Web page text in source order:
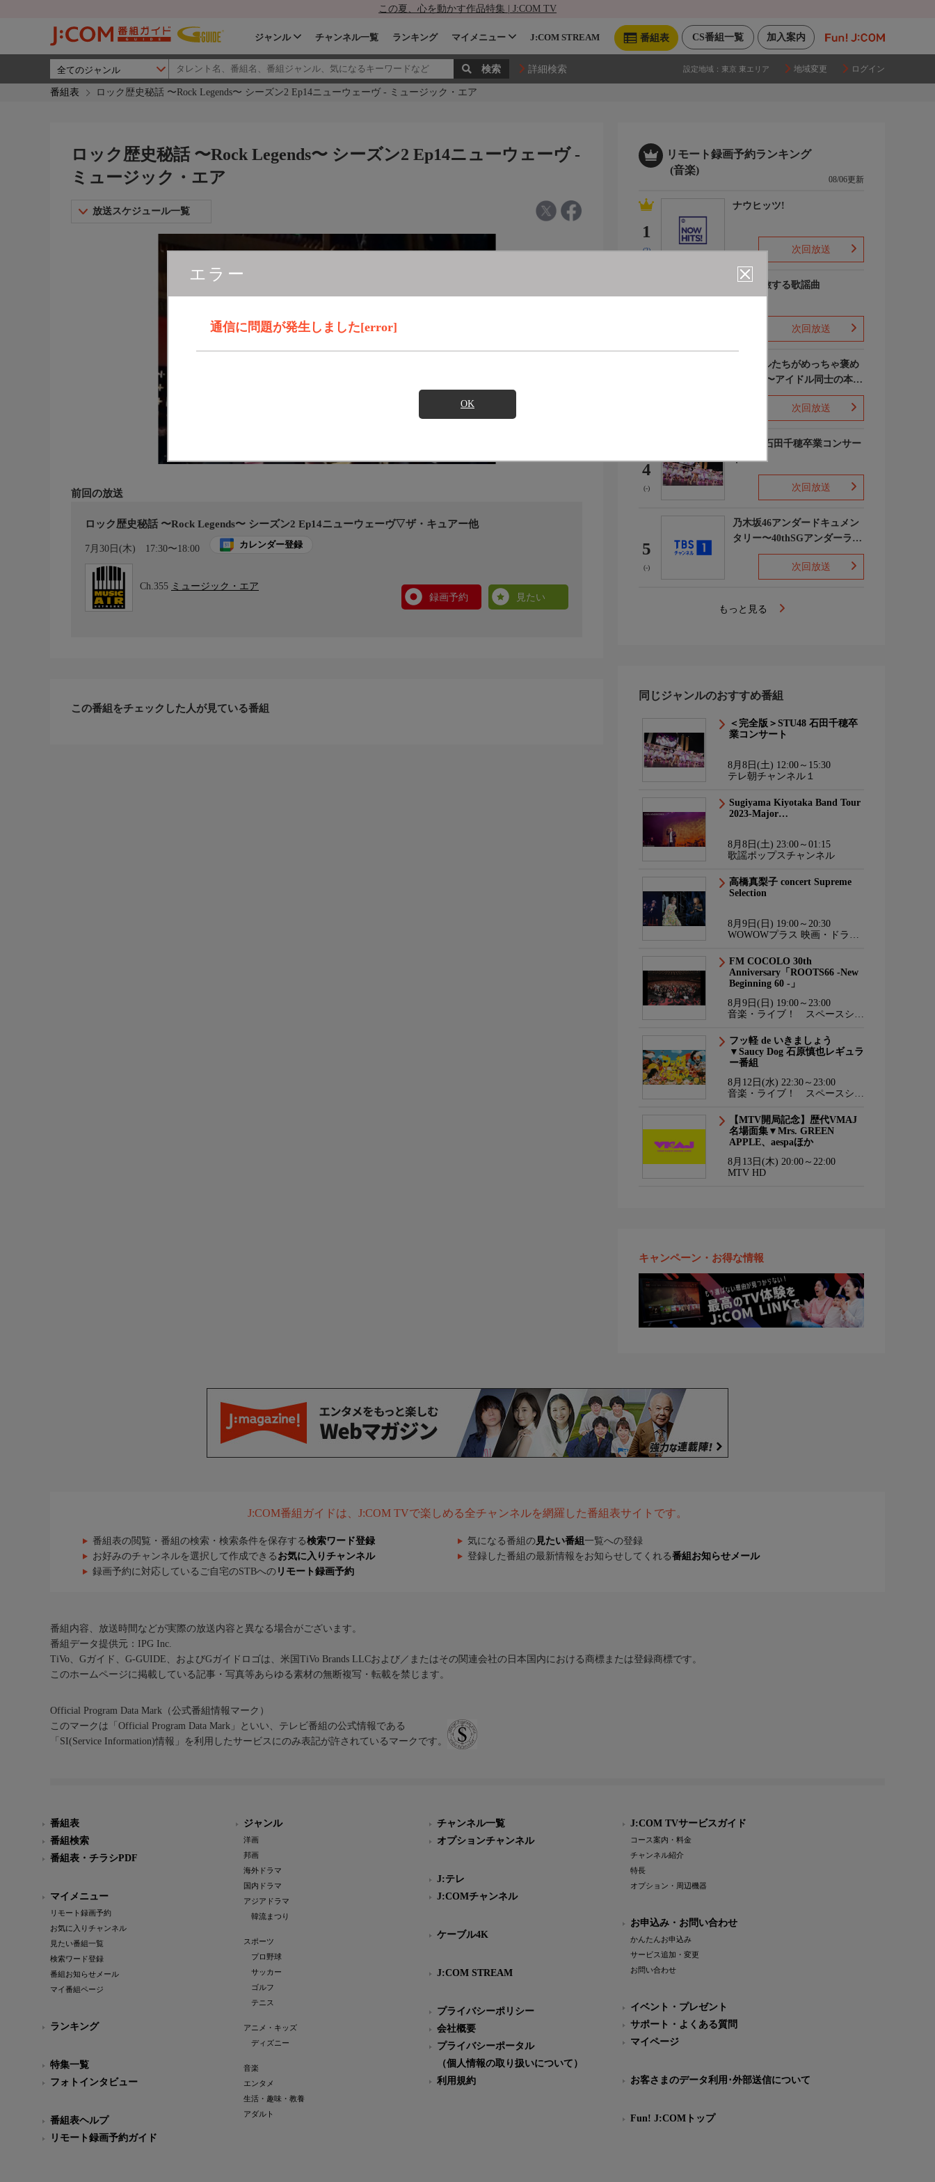
この夏、心を動かす作品特集 | J:COM TV
加入案内
CS番組一覧
番組表
ジャンル チャンネル一覧 ランキング マイメニュー J:COM STREAM
詳細検索 設定地域： 東京 東エリア 地域変更 ログイン
番組表 ロック歴史秘話 〜Rock Legends〜 シーズン2 Ep14ニューウェーヴ - ミュージック・エア
エラー
通信に問題が発生しました[error]
OK
ロック歴史秘話 〜Rock Legends〜 シーズン2 Ep14ニューウェーヴ -
ミュージック・エア
放送スケジュール一覧
前回の放送
ロック歴史秘話 〜Rock Legends〜 シーズン2 Ep14ニューウェーヴ▽ザ・キュアー他
7月30日(木) 17:30〜18:00 カレンダー登録
Ch.355 ミュージック・エア
録画予約
見たい
この番組をチェックした人が見ている番組
リモート録画予約ランキング
(音楽)
08/06更新
1
(2)
ナウヒッツ!
次回放送
列車で旅する歌謡曲
次回放送
ライバルたちがめっちゃ褒め
てくる!〜アイドル同士の本音
レビューSP〜
次回放送
4
(-)
STU48 石田千穂卒業コンサー
ト
次回放送
5
(-)
乃木坂46アンダードキュメン
タリー〜40thSGアンダーライ
ブ舞台裏〜
次回放送
もっと見る
同じジャンルのおすすめ番組
＜完全版＞STU48 石田千穂卒
業コンサート
8月8日(土) 12:00～15:30
テレ朝チャンネル１
Sugiyama Kiyotaka Band Tour
2023-Major…
8月8日(土) 23:00～01:15
歌謡ポップスチャンネル
高橋真梨子 concert Supreme
Selection
8月9日(日) 19:00～20:30
WOWOWプラス 映画・ドラ
FM COCOLO 30th
Anniversary「ROOTS66 -New
Beginning 60 -」
8月9日(日) 19:00～23:00
音楽・ライブ！ スペースシャ
フッ軽 de いきましょう
▼Saucy Dog 石原慎也レギュラ
ー番組
8月12日(水) 22:30～23:00
音楽・ライブ！ スペースシャ
【MTV開局記念】歴代VMAJ
名場面集▼Mrs. GREEN
APPLE、aespaほか
8月13日(木) 20:00～22:00
MTV HD
キャンペーン・お得な情報
J:COM番組ガイドは、J:COM TVで楽しめる全チャンネルを網羅した番組表サイトです。
番組表の閲覧・番組の検索・検索条件を保存する検索ワード登録 気になる番組の 見たい番組 一覧への登録
お好みのチャンネルを選択して作成できる お気に入りチャンネル 登録した番組の最新情報をお知らせしてくれる番組お知らせメール
録画予約に対応しているご自宅のSTBへの リモート録画予約
番組内容、放送時間などが実際の放送内容と異なる場合がございます。
番組データ提供元：IPG Inc.
TiVo、Gガイド、G-GUIDE、およびGガイドロゴは、米国TiVo Brands LLCおよび／またはその関連会社の日本国内における商標または登録商標です。
このホームページに掲載している記事・写真等あらゆる素材の無断複写・転載を禁じます。
Official Program Data Mark（公式番組情報マーク）
このマークは「Official Program Data Mark」といい、テレビ番組の公式情報である
「SI(Service Information)情報」を利用したサービスにのみ表記が許されているマークです。
番組表
番組検索
番組表・チラシPDF
マイメニュー
リモート録画予約
お気に入りチャンネル
見たい番組一覧
検索ワード登録
番組お知らせメール
マイ番組ページ
ランキング
特集一覧
フォトインタビュー
番組表ヘルプ
リモート録画予約ガイド
ジャンル
洋画
邦画
海外ドラマ
国内ドラマ
アジアドラマ
韓流まつり
スポーツ
プロ野球
サッカー
ゴルフ
テニス
アニメ・キッズ
ディズニー
音楽
エンタメ
生活・趣味・教養
アダルト
チャンネル一覧
オプションチャンネル
J:テレ
J:COMチャンネル
ケーブル4K
J:COM STREAM
プライバシーポリシー
会社概要
プライバシーポータル
（個人情報の取り扱いについて）
利用規約
J:COM TVサービスガイド
コース案内・料金
チャンネル紹介
特長
オプション・周辺機器
お申込み・お問い合わせ
かんたんお申込み
サービス追加・変更
お問い合わせ
イベント・プレゼント
サポート・よくある質問
マイページ
お客さまのデータ利用･外部送信について
Fun! J:COMトップ